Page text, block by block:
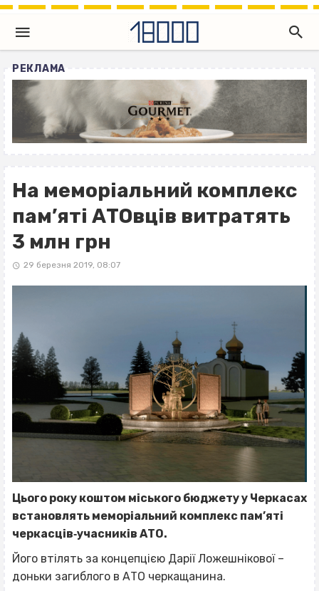
РЕКЛАМА
На меморіальний комплекс
пам’яті АТОвців витратять
3 млн грн
29 березня 2019, 08:07
Цього року коштом міського бюджету у Черкасах
встановлять меморіальний комплекс пам’яті
черкасців‐учасників АТО.
Його втілять за концепцією Дарії Ложешнікової –
доньки загиблого в АТО черкащанина.